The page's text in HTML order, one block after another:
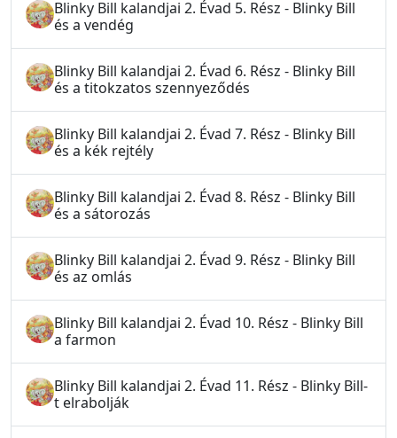
Blinky Bill kalandjai 2. Évad 5. Rész - Blinky Bill
és a vendég
Blinky Bill kalandjai 2. Évad 6. Rész - Blinky Bill
és a titokzatos szennyeződés
Blinky Bill kalandjai 2. Évad 7. Rész - Blinky Bill
és a kék rejtély
Blinky Bill kalandjai 2. Évad 8. Rész - Blinky Bill
és a sátorozás
Blinky Bill kalandjai 2. Évad 9. Rész - Blinky Bill
és az omlás
Blinky Bill kalandjai 2. Évad 10. Rész - Blinky Bill
a farmon
Blinky Bill kalandjai 2. Évad 11. Rész - Blinky Bill-
t elrabolják